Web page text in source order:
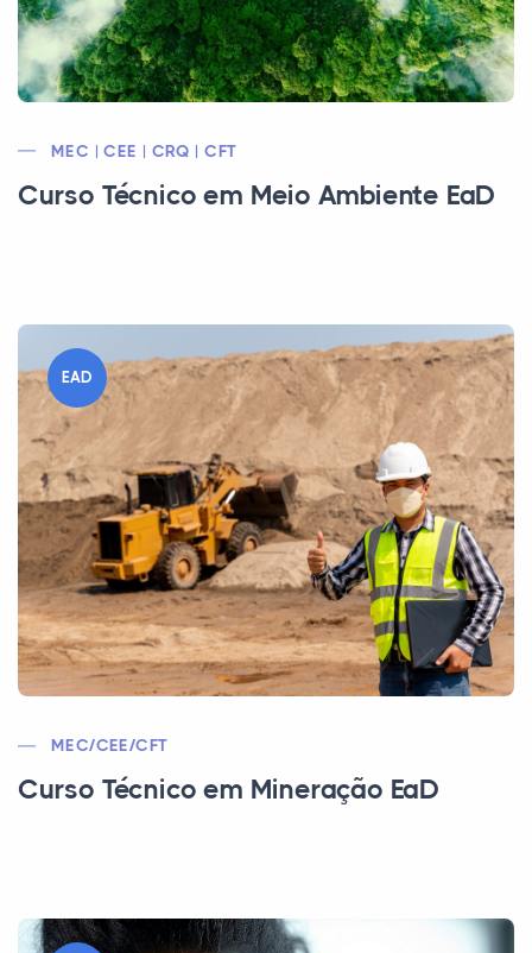
MEC | CEE | CRQ | CFT
Curso Técnico em Meio Ambiente EaD
EAD
MEC/CEE/CFT
Curso Técnico em Mineração EaD